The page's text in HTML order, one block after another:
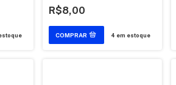
R$8,00
4 em estoque